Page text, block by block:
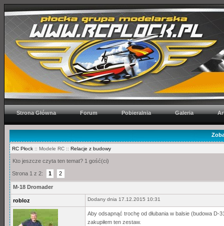
Strona Główna Forum Pobieralnia Galeria
RC Płock :: Modele RC :: Relacje z budowy
Kto jeszcze czyta ten temat? 1 gość(ci)
Strona 1 z 2: 1 2
M-18 Dromader
robloz Dodany dnia 17.12.2015 10:31
Aby odsapnąć trochę od dłubania w balsie (budowa
zakupiłem ten zestaw.